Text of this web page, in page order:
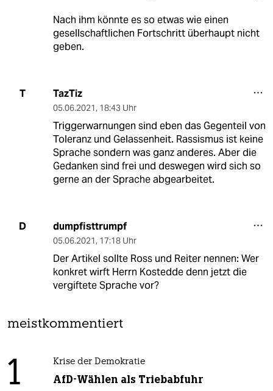
Nach ihm könnte es so etwas wie einen
gesellschaftlichen Fortschritt überhaupt nicht
geben.
T TazTiz
05.06.2021, 18:43 Uhr
Triggerwarnungen sind eben das Gegenteil von
Toleranz und Gelassenheit. Rassismus ist keine
Sprache sondern was ganz anderes. Aber die
Gedanken sind frei und deswegen wird sich so
gerne an der Sprache abgearbeitet.
D dumpfisttrumpf
05.06.2021, 17:18 Uhr
Der Artikel sollte Ross und Reiter nennen: Wer
konkret wirft Herrn Kostedde denn jetzt die
vergiftete Sprache vor?
meistkommentiert
1 Krise der Demokratie
AfD-Wählen als Triebabfuhr